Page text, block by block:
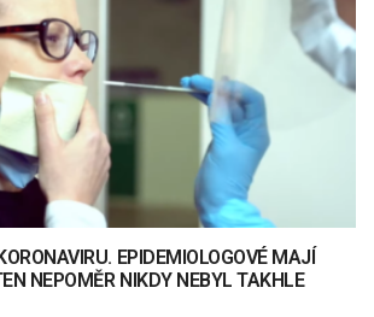
EPIDEMIOLOGOVÉ MAJÍ
NEPOMĚR NIKDY NEBYL TAKHLE